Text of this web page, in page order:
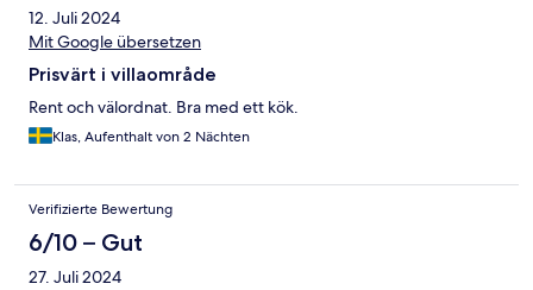
12. Juli 2024
Mit Google übersetzen
Prisvärt i villaområde
Rent och välordnat. Bra med ett kök.
Klas, Aufenthalt von 2 Nächten
Verifizierte Bewertung
6/10 – Gut
27. Juli 2024